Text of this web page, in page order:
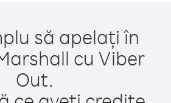
să apelați în
cu Viber
Out.